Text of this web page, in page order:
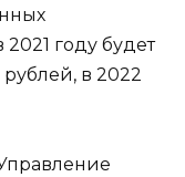
году будет
в 2022